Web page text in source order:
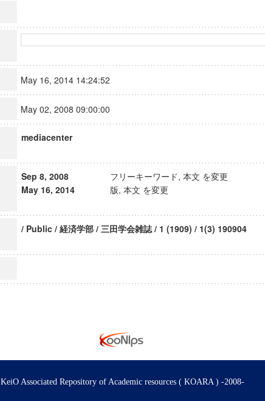
May 16, 2014 14:24:52
May 02, 2008 09:00:00
mediacenter
Sep 8, 2008
フリーキーワード, 本文 を変更
May 16, 2014
版, 本文 を変更
/ Public / 経済学部 / 三田学会雑誌 / 1 (1909) / 1(3) 190904
KeiO Associated Repository of Academic resources ( KOARA ) -2008-